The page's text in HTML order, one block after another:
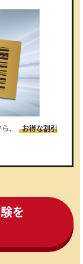
、
お得な割引
を